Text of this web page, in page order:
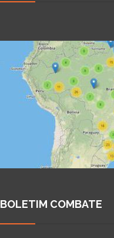
BOLETIM COMBATE